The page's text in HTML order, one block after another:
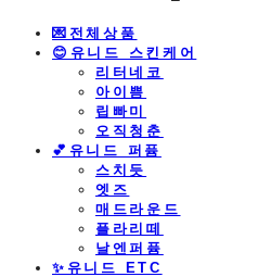
💌전체상품
😊유니드 스킨케어
리터네코
아이쁨
립빠미
오직청춘
💕유니드 퍼퓸
스치듯
엣즈
매드라운드
플라리떼
날엔퍼퓸
​✨유니드 ETC